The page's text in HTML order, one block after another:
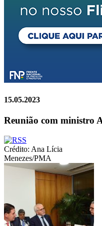
15.05.2023
Reunião com ministro
Crédito: Ana Lícia
Menezes/PMA